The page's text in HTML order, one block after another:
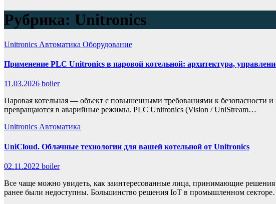
Рубрика: Unitronics
Unitronics Автоматика Оборудование
Применение PLC Unitronics в паровой котельной: архитектура,
11.03.2026 boiler
Паровая котельная — объект с повышенными требованиями к безопасности
превращаются в аварийные режимы. PLC Unitronics (Vision / UniStream…
Unitronics Автоматика
UniCloud. Облачные технологии для вашей котельной от Unitronics
02.11.2022 boiler
Все чаще можно увидеть, как заинтересованные лица, принимающие
ранее были недоступны. Большинство решения IoT в промышленном